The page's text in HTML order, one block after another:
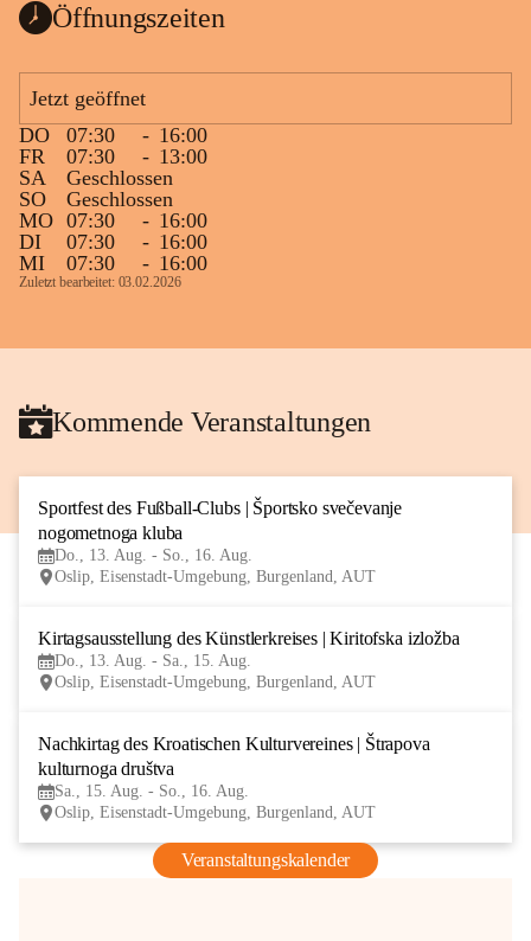
Öffnungszeiten
Jetzt geöffnet
DO
07:30 - 16:00
FR
07:30 - 13:00
SA
Geschlossen
SO
Geschlossen
MO 07:30 - 16:00
DI
07:30 - 16:00
MI
07:30 - 16:00
Zuletzt bearbeitet: 03.02.2026
Kommende Veranstaltungen
Sportfest des Fußball-Clubs | Športsko svečevanje
nogometnoga kluba
Do., 13. Aug. - So., 16. Aug.
Oslip, Eisenstadt-Umgebung, Burgenland, AUT
Kirtagsausstellung des Künstlerkreises | Kiritofska izložba
Do., 13. Aug. - Sa., 15. Aug.
Oslip, Eisenstadt-Umgebung, Burgenland, AUT
Nachkirtag des Kroatischen Kulturvereines | Štrapova
kulturnoga društva
Sa., 15. Aug. - So., 16. Aug.
Oslip, Eisenstadt-Umgebung, Burgenland, AUT
Veranstaltungskalender